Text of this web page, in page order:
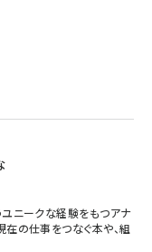
ユニークな経験をもつアナ
の仕事をつなぐ本や、組